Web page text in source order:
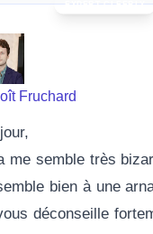
Fruchard
me semble très
bien à une
déconseille